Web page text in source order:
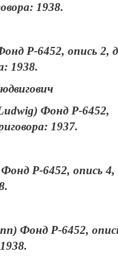
1938.
Р-6452, опись 2,
1938.
Фонд Р-6452,
1937.
Р-6452, опись 4,
Фонд Р-6452,